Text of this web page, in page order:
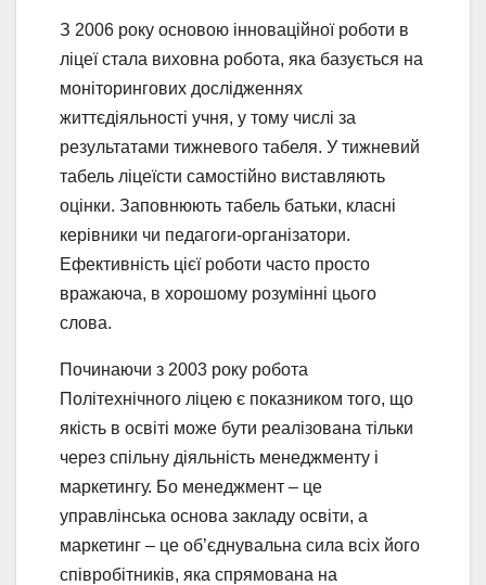
З 2006 року основою інноваційної роботи в
ліцеї стала виховна робота, яка базується на
моніторингових дослідженнях
життєдіяльності учня, у тому числі за
результатами тижневого табеля. У тижневий
табель ліцеїсти самостійно виставляють
оцінки. Заповнюють табель батьки, класні
керівники чи педагоги-організатори.
Ефективність цієї роботи часто просто
вражаюча, в хорошому розумінні цього
слова.
Починаючи з 2003 року робота
Політехнічного ліцею є показником того, що
якість в освіті може бути реалізована тільки
через спільну діяльність менеджменту і
маркетингу. Бо менеджмент – це
управлінська основа закладу освіти, а
маркетинг – це об’єднувальна сила всіх його
співробітників, яка спрямована на